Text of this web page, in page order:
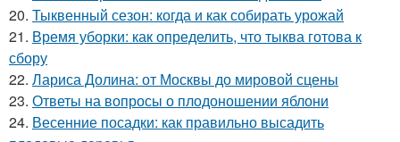
20. Тыквенный сезон: когда и как собирать урожай
21. Время уборки: как определить, что тыква готова к
сбору
22. Лариса Долина: от Москвы до мировой сцены
23. Ответы на вопросы о плодоношении яблони
24. Весенние посадки: как правильно высадить